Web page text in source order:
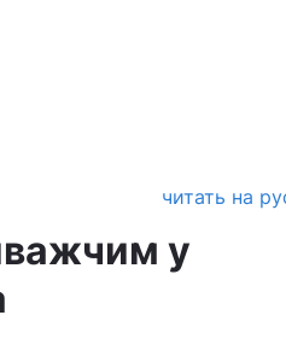
читать на
у